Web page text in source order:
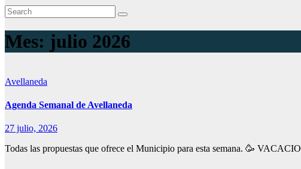
Mes: julio 2026
Avellaneda
Agenda Semanal de Avellaneda
27 julio, 2026
Todas las propuestas que ofrece el Municipio para esta semana. 🥳️